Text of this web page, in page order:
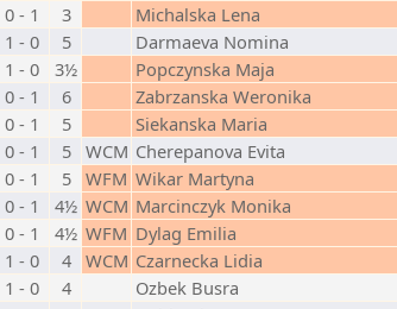
0 - 1 3 Michalska Lena
1 - 0 5 Darmaeva Nomina
1 - 0 3½ Popczynska Maja
0 - 1 6 Zabrzanska Weronika
0 - 1 5 Siekanska Maria
0 - 1 5 WCM Cherepanova Evita
0 - 1 5 WFM Wikar Martyna
0 - 1 4½ WCM Marcinczyk Monika
0 - 1 4½ WFM Dylag Emilia
1 - 0 4 WCM Czarnecka Lidia
1 - 0 4 Ozbek Busra